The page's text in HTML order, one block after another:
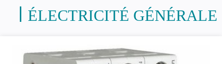
ÉLECTRICITÉ GÉNÉRALE